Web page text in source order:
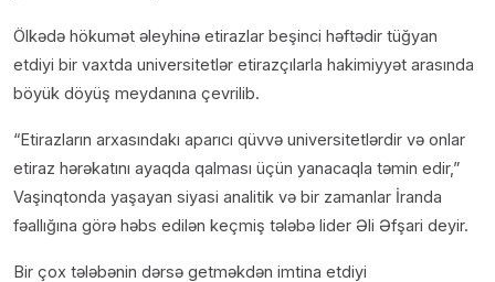
Ölkədə hökumət əleyhinə etirazlar beşinci həftədir tüğyan
etdiyi bir vaxtda universitetlər etirazçılarla hakimiyyət arasında
böyük döyüş meydanına çevrilib.
“Etirazların arxasındakı aparıcı qüvvə universitetlərdir və onlar
etiraz hərəkatını ayaqda qalması üçün yanacaqla təmin edir,”
Vaşinqtonda yaşayan siyasi analitik və bir zamanlar İranda
fəallığına görə həbs edilən keçmiş tələbə lider Əli Əfşari deyir.
Bir çox tələbənin dərsə getməkdən imtina etdiyi